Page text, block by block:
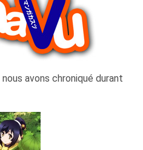
avons chroniqué durant